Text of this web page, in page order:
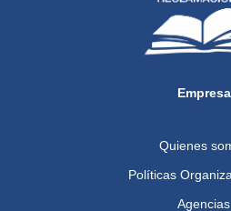
Empresa
Quienes
Políticas
Agencias